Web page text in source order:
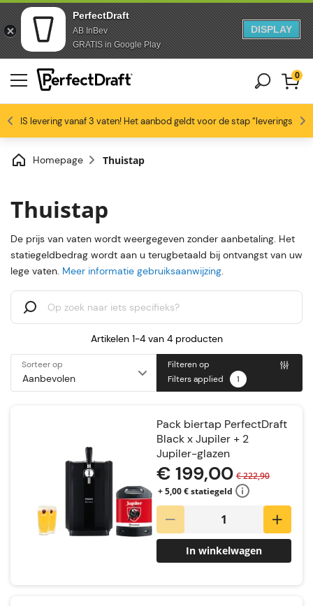
PerfectDraft
AB InBev
GRATIS in Google Play
DISPLAY
Doorgaan naar artikel
Overslaan naar voettekst
levering vanaf 3 vaten! Het aanbod geldt voor de stap “leveringswijze
Gratis levering
Profiteer van -10% vanaf 3 vaten!
Bierliefhebbers zijn dol op ons 4.6/5
0
Homepage Thuistap
Thuistap
De prijs van vaten wordt weergegeven zonder aanbetaling. Het
statiegeldbedrag wordt aan u terugbetaald bij ontvangst van uw
lege vaten. Meer informatie gebruiksaanwijzing.
Artikelen 1-4 van 4producten
Sorteer op
Filteren op
Filters applied
1
Pack biertap PerfectDraft
Black x Jupiler + 2
Jupiler-glazen
€ 199,00 € 222,90
+ 5,00 € statiegeld
In winkelwagen